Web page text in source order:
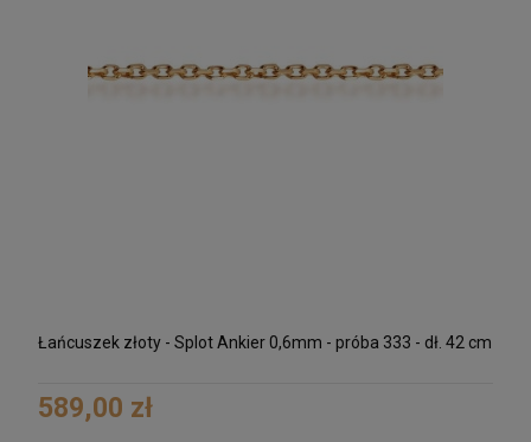
Łańcuszek złoty - Splot Ankier 0,6mm - próba 333 - dł. 42 cm
589,00 zł